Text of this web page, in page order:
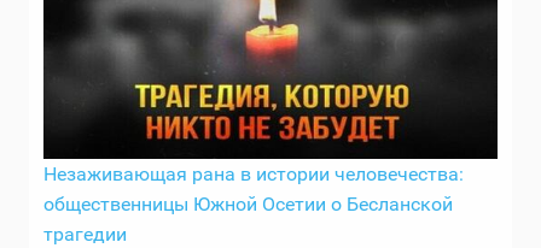
Незаживающая рана в истории человечества:
общественницы Южной Осетии о Бесланской
трагедии